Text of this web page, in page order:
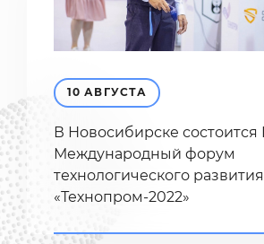
10 АВГУСТА
В Новосибирске состоится
Международный форум
технологического развития
«Технопром-2022»